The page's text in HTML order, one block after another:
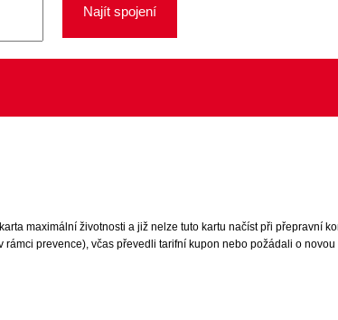
maximální životnosti a již nelze tuto kartu načíst při přepravní
prevence), včas převedli tarifní kupon nebo požádali o novou